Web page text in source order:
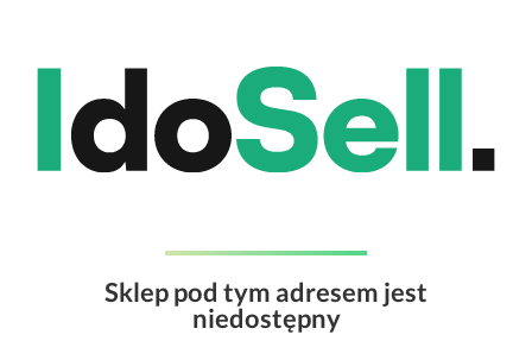
Sklep pod tym adresem jest
niedostępny